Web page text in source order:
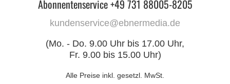
Abonnentenservice +49 731 88005-8205
kundenservice@ebnermedia.de
(Mo. - Do. 9.00 Uhr bis 17.00 Uhr,
Fr. 9.00 bis 15.00 Uhr)
Alle Preise inkl. gesetzl. MwSt.